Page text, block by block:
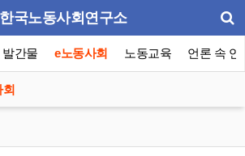
한국노동사회연구소
발간물 e노동사회 노동교육 언론 속 연
회